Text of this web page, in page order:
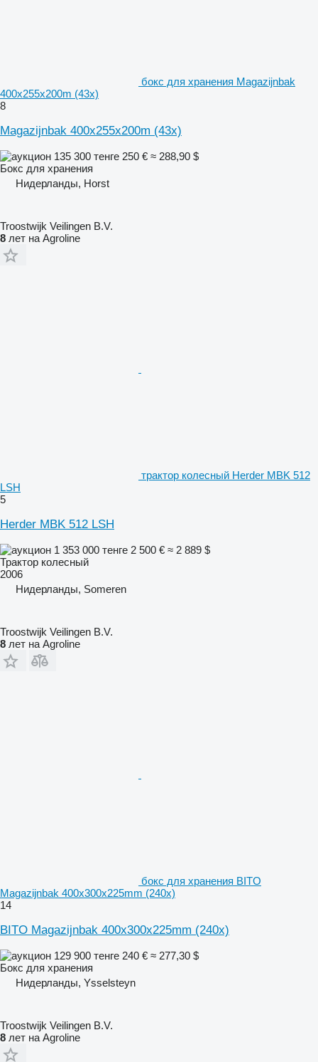
бокс для хранения Magazijnbak
400x255x200m (43x)
8
Magazijnbak 400x255x200m (43x)
135 300 тенге 250 € ≈ 288,90 $
Бокс для хранения
Нидерланды, Horst
Troostwijk Veilingen B.V.
8 лет на Agroline
трактор колесный Herder MBK 512
LSH
5
Herder MBK 512 LSH
1 353 000 тенге 2 500 € ≈ 2 889 $
Трактор колесный
2006
Нидерланды, Someren
Troostwijk Veilingen B.V.
8 лет на Agroline
бокс для хранения BITO
Magazijnbak 400x300x225mm (240x)
14
BITO Magazijnbak 400x300x225mm (240x)
129 900 тенге 240 € ≈ 277,30 $
Бокс для хранения
Нидерланды, Ysselsteyn
Troostwijk Veilingen B.V.
8 лет на Agroline